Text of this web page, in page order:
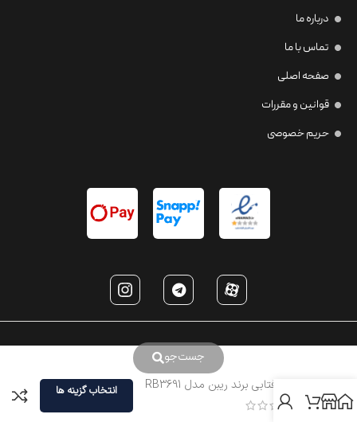
جست‌جو
درباره ما
تماس با ما
صفحه اصلی
قوانین و مقررات
حریم خصوصی
عینک آفتابی برند ریبن مدل RB3691 انتخاب گزینه ها